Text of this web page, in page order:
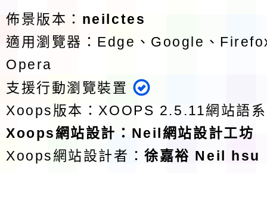
佈景版本： neilctes
適用瀏覽器：Edge、Google、
Opera
支援行動瀏覽裝置
Xoops版本：XOOPS 2.5.11網站語
Xoops網站設計 ： Neil網站設計工坊
Xoops網站設計者：徐嘉裕 Neil hsu